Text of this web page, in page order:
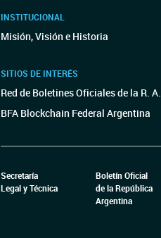
INSTITUCIONAL
Misión, Visión e Historia
SITIOS DE INTERÉS
Red de Boletines Oficiales de la R. A.
BFA Blockchain Federal Argentina
Secretaría
Legal y Técnica
Boletín Oficial
de la República
Argentina